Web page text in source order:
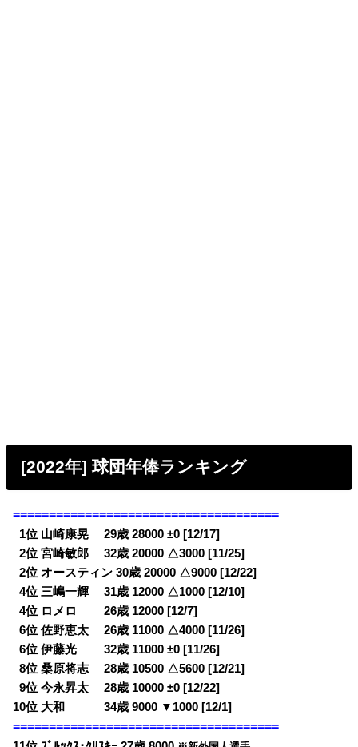
[2022年] 球団年俸ランキング
=====================================
1位 山崎康晃 29歳 28000 ±0 [12/17]
02位 宮崎敏郎 32歳 20000 △3000 [11/25]
02位 オースティン 30歳 20000 △9000 [12/22]
04位 三嶋一輝 31歳 12000 △1000 [12/10]
04位 ロメロ 26歳 12000 [12/7]
06位 佐野恵太 26歳 11000 △4000 [11/26]
06位 伊藤光 32歳 11000 ±0 [11/26]
08位 桑原将志 28歳 10500 △5600 [12/21]
09位 今永昇太 28歳 10000 ±0 [12/22]
10位 大和 34歳 9000 ▼1000 [12/1]
=====================================